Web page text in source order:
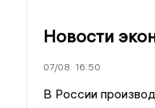
Новости
07/08 16:50
В России